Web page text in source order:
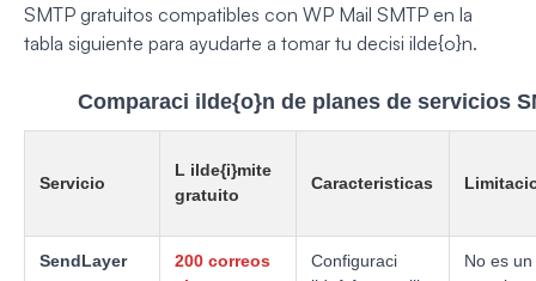
SMTP gratuitos compatibles con WP Mail SMTP en la
tabla siguiente para ayudarte a tomar tu decisi ilde{o}n.
Comparaci ilde{o}n de planes de servicios
Servicio
L ilde{i}mite
gratuito
Caracteristicas
SendLayer
200 correos
Configuraci
No es